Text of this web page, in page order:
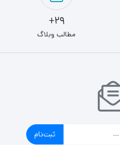
29+
مطالب وبلاگ
ثبت‌نام